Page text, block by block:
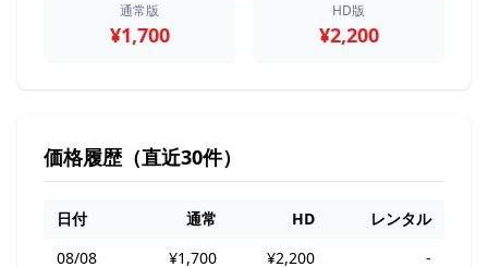
通常版
¥1,700
HD版
¥2,200
価格履歴（直近30件）
日付 通常 HD
レンタル
08/08
¥1,700 ¥2,200
-